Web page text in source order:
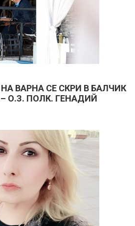
ВАРНА СЕ СКРИ В БАЛЧИК
О.З. ПОЛК. ГЕНАДИЙ